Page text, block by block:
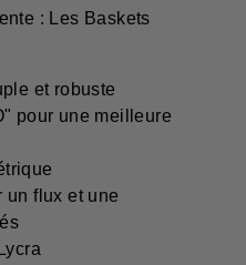
: Les Baskets
et robuste
pour une meilleure
un flux et une